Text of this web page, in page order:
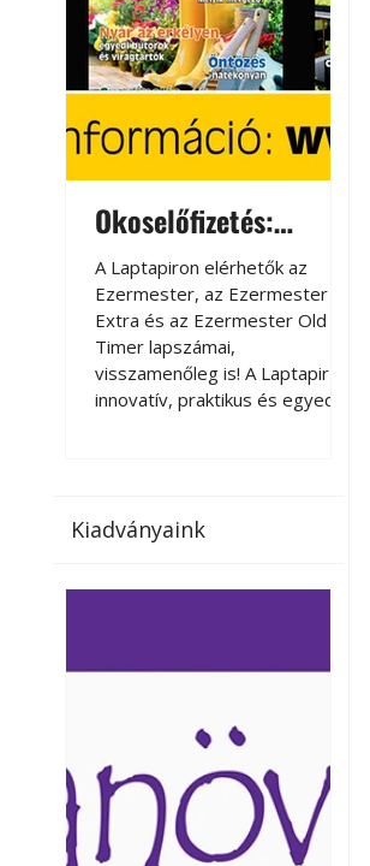
Okoselőfizetés:
Ezermester Extra
A Laptapiron elérhetők az
Ezermester, az Ezermester
Extra és az Ezermester Old
Timer lapszámai,
visszamenőleg is! A Laptapir új,
innovatív, praktikus és egyedi
az otthonában, útközben vagy
elérhetők lapszámaink. Bárhol,
Kiadványaink